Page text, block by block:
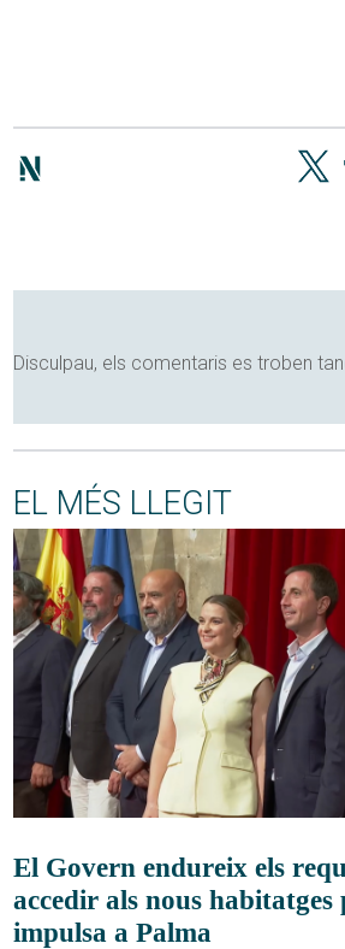
Disculpau, els comentaris es troben
EL MÉS LLEGIT
El Govern endureix els
accedir als nous habitatges
impulsa a Palma